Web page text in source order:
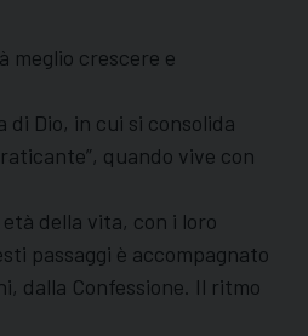
meglio crescere e
di Dio, in cui si consolida
quando vive con
della vita, con i loro
passaggi è accompagnato
dalla Confessione. Il ritmo